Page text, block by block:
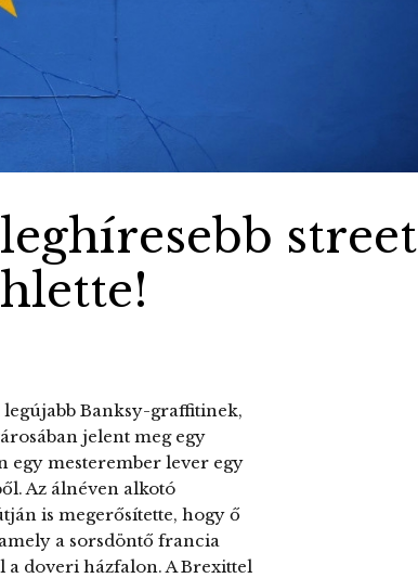
street
Banksy-graffitinek,
jelent meg egy
egy mesterember lever egy
Az álnéven alkotó
is megerősítette, hogy ő
a sorsdöntő francia
doveri házfalon. A Brexittel